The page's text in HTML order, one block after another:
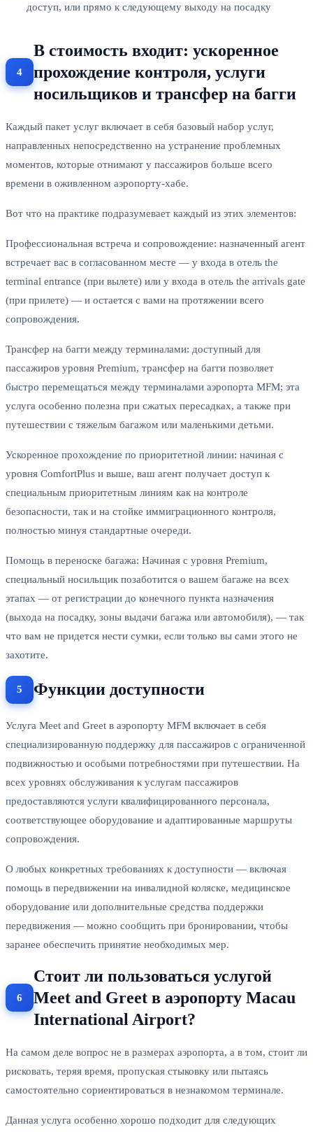
доступ, или прямо к следующему выходу на посадку
В стоимость входит: ускоренное
прохождение контроля, услуги
носильщиков и трансфер на багги
Каждый пакет услуг включает в себя базовый набор услуг,
направленных непосредственно на устранение проблемных
моментов, которые отнимают у пассажиров больше всего
времени в оживленном аэропорту-хабе.
Вот что на практике подразумевает каждый из этих элементов:
Профессиональная встреча и сопровождение: назначенный агент
встречает вас в согласованном месте — у входа в отель the
terminal entrance (при вылете) или у входа в отель the arrivals gate
(при прилете) — и остается с вами на протяжении всего
сопровождения.
Трансфер на багги между терминалами: доступный для
пассажиров уровня Premium, трансфер на багги позволяет
быстро перемещаться между терминалами аэропорта MFM; эта
услуга особенно полезна при сжатых пересадках, а также при
путешествии с тяжелым багажом или маленькими детьми.
Ускоренное прохождение по приоритетной линии: начиная с
уровня ComfortPlus и выше, ваш агент получает доступ к
специальным приоритетным линиям как на контроле
безопасности, так и на стойке иммиграционного контроля,
полностью минуя стандартные очереди.
Помощь в переноске багажа: Начиная с уровня Premium,
специальный носильщик позаботится о вашем багаже на всех
этапах — от регистрации до конечного пункта назначения
(выхода на посадку, зоны выдачи багажа или автомобиля), — так
что вам не придется нести сумки, если только вы сами этого не
захотите.
Функции доступности
Услуга Meet and Greet в аэропорту MFM включает в себя
специализированную поддержку для пассажиров с ограниченной
подвижностью и особыми потребностями при путешествии. На
всех уровнях обслуживания к услугам пассажиров
предоставляются услуги квалифицированного персонала,
соответствующее оборудование и адаптированные маршруты
сопровождения.
О любых конкретных требованиях к доступности — включая
помощь в передвижении на инвалидной коляске, медицинское
оборудование или дополнительные средства поддержки
передвижения — можно сообщить при бронировании, чтобы
заранее обеспечить принятие необходимых мер.
Стоит ли пользоваться услугой
Meet and Greet в аэропорту Macau
International Airport?
На самом деле вопрос не в размерах аэропорта, а в том, стоит ли
рисковать, теряя время, пропуская стыковку или пытаясь
самостоятельно сориентироваться в незнакомом терминале.
Данная услуга особенно хорошо подходит для следующих